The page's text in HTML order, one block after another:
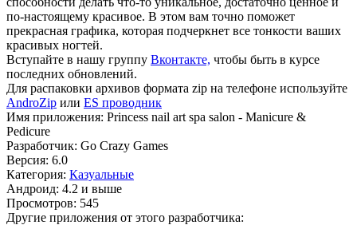
по-настоящему красивое. В этом вам точно поможет
прекрасная графика, которая подчеркнет все тонкости ваших
красивых ногтей.
Вступайте в нашу группу Вконтакте, чтобы быть в курсе
последних обновлений.
Для распаковки архивов формата zip на телефоне используйте
AndroZip или ES проводник
Имя приложения: Princess nail art spa salon - Manicure &
Pedicure
Разработчик: Go Crazy Games
Версия: 6.0
Категория: Казуальные
Андроид: 4.2 и выше
Просмотров: 545
Другие приложения от этого разработчика: